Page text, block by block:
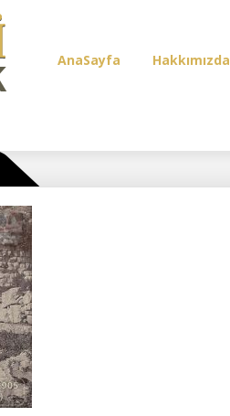
AnaSayfa Hakkımızda